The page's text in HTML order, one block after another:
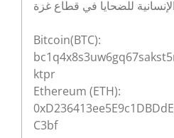
Bitcoin(BTC):
ktpr
Ethereum (ETH):
C3bf